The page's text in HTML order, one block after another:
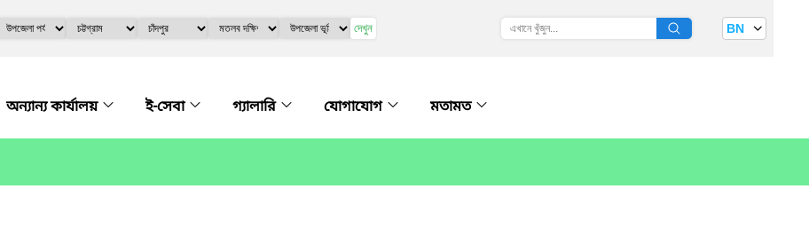
দেখুন BN
অন্যান্য কার্যালয় ই-সেবা গ্যালারি যোগাযোগ মতামত